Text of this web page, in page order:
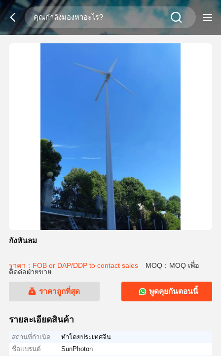
กังหันลม
ราคา：FOB or DAP/DDP to contact sales
MOQ：MOQ เพื่อ
ติดต่อฝ่ายขาย
ราคาถูกที่สุด พูดคุยกันตอนนี้
รายละเอียดสินค้า
สถานที่กำเนิด
ทำโดยประเทศจีน
ชื่อแบรนด์
SunPhoton